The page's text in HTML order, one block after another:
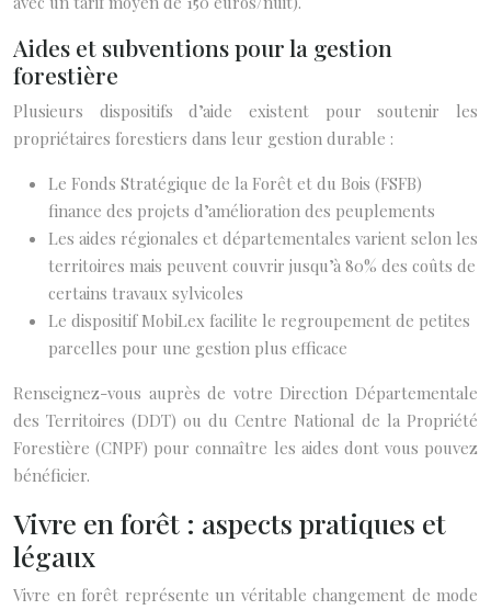
Aides et subventions pour la gestion
forestière
Plusieurs dispositifs d’aide existent pour soutenir les
propriétaires forestiers dans leur gestion durable :
Le Fonds Stratégique de la Forêt et du Bois (FSFB)
finance des projets d’amélioration des peuplements
Les aides régionales et départementales varient selon les
territoires mais peuvent couvrir jusqu’à 80% des coûts de
certains travaux sylvicoles
Le dispositif MobiLex facilite le regroupement de petites
parcelles pour une gestion plus efficace
Renseignez-vous auprès de votre Direction Départementale
des Territoires (DDT) ou du Centre National de la Propriété
Forestière (CNPF) pour connaître les aides dont vous pouvez
bénéficier.
Vivre en forêt : aspects pratiques et
légaux
Vivre en forêt représente un véritable changement de mode